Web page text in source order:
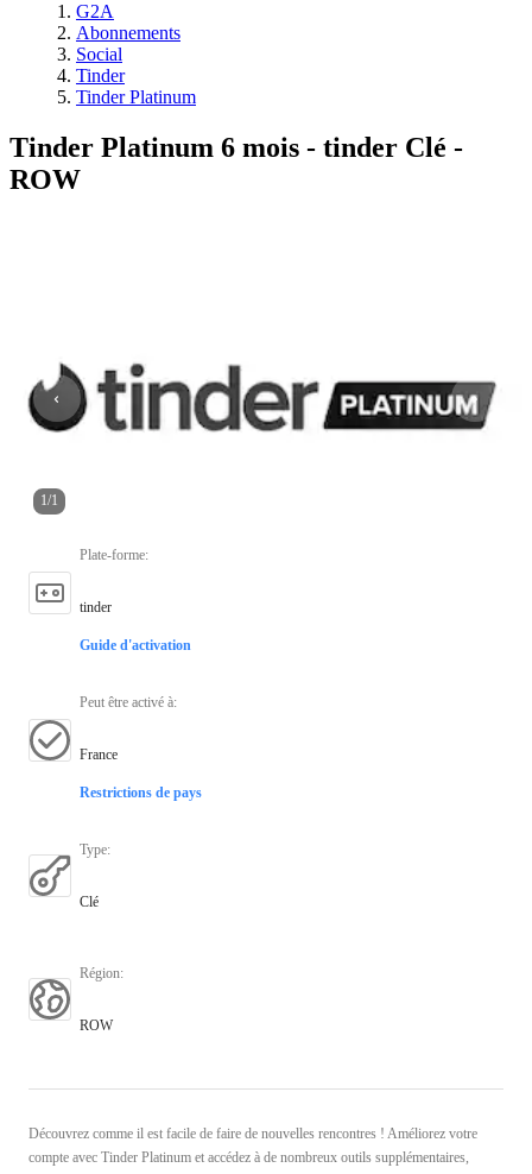
G2A
Abonnements
Social
Tinder
Tinder Platinum
Tinder Platinum 6 mois - tinder Clé -
ROW
1/1
Plate-forme:
tinder
Guide d'activation
Peut être activé à:
France
Restrictions de pays
Type:
Clé
Région:
ROW
Découvrez comme il est facile de faire de nouvelles rencontres ! Améliorez votre
compte avec Tinder Platinum et accédez à de nombreux outils supplémentaires,